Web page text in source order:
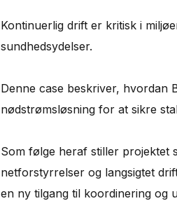
Kontinuerlig drift er kritisk i
sundhedsydelser.
Denne case beskriver, hvordan
nødstrømsløsning for at sikre
Som følge heraf stiller projektet
netforstyrrelser og langsigtet
en ny tilgang til koordinering og